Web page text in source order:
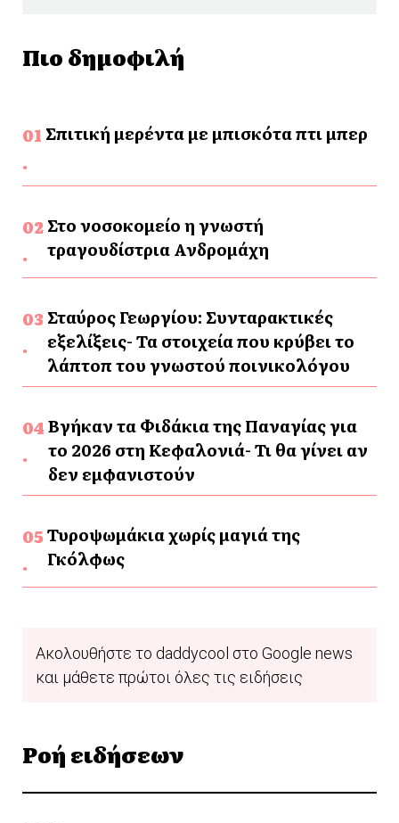
Πιο δημοφιλή
Σπιτική μερέντα με μπισκότα πτι μπερ
Στο νοσοκομείο η γνωστή
τραγουδίστρια Ανδρομάχη
Σταύρος Γεωργίου: Συνταρακτικές
εξελίξεις- Τα στοιχεία που κρύβει το
λάπτοπ του γνωστού ποινικολόγου
Βγήκαν τα Φιδάκια της Παναγίας για
το 2026 στη Κεφαλονιά- Τι θα γίνει αν
δεν εμφανιστούν
Τυροψωμάκια χωρίς μαγιά της
Γκόλφως
Ακολουθήστε το daddycool στο Google news
και μάθετε πρώτοι όλες τις ειδήσεις
Ροή ειδήσεων